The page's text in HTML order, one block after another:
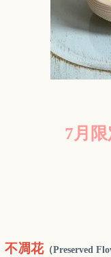
7月
不凋花（Preserved